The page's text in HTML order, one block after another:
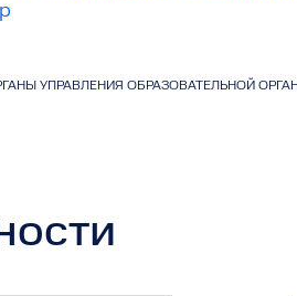
УПРАВЛЕНИЯ ОБРАЗОВАТЕЛЬНОЙ